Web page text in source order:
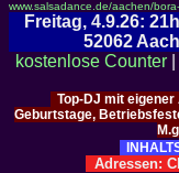
www.salsadance.de/aachen/
Freitag, 4.9.26:
52062
kostenlose Counter|
Top-DJ mit
Geburtstage,
Adressen: